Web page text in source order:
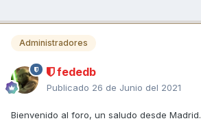
Administradores
fededb
Publicado 26 de Junio del 2021
Bienvenido al foro, un saludo desde Madrid.